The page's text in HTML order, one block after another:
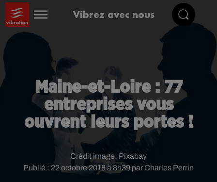
Vibrez avec nous
Maine-et-Loire : 77
entreprises vous
ouvrent leurs portes !
Publié : 22 octobre 2018 à 8h39 par Charles Perrin
Crédit image: Pixabay